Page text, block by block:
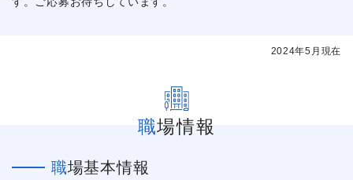
2024年5月現在
職場情報
職場基本情報